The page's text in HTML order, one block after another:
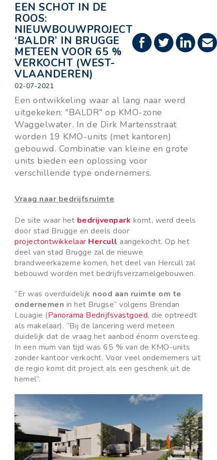
EEN SCHOT IN DE
ROOS:
NIEUWBOUWPROJECT
‘BALDR’ IN BRUGGE
METEEN VOOR 65 %
VERKOCHT (WEST-
VLAANDEREN)
02-07-2021
Een ontwikkeling waar al lang naar werd
uitgekeken: "BALDR" op KMO-zone
Waggelwater. In de Dirk Martensstraat
worden 19 KMO-units (met kantoren)
gebouwd. Combinatie van kleine en grote
units bieden een oplossing voor
verschillende type ondernemers.
Vraag naar bedrijfsruimte
De site waar het bedrijvenpark komt, werd deels
door stad Brugge en deels door
projectontwikkelaar Hercull aangekocht. Op het
deel van stad Brugge zal de nieuwe
brandweerkazerne komen, het deel van Hercull zal
bebouwd worden met bedrijfsverzamelgebouwen.
“Er was overduidelijk nood aan ruimte om te
ondernemen in het Brugse” volgens Brendan
Louagie (Panorama Bedrijfsvastgoed, die optreedt
als makelaar). “Bij de lancering werd meteen
duidelijk dat de vraag het aanbod énorm oversteeg.
In een mum van tijd was 65 % van de KMO-units
zonder kantoor verkocht. Voor veel ondernemers uit
de regio komt dit project als een geschenk uit de
hemel”.